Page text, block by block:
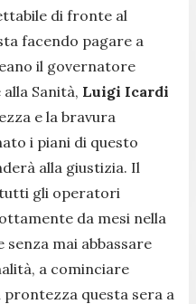
di fronte al
facendo pagare a
il governatore
Sanità, Luigi Icardi
e la bravura
i piani di questo
alla giustizia. Il
gli operatori
da mesi nella
mai abbassare
a cominciare
questa sera a